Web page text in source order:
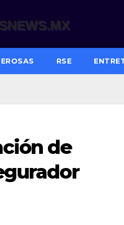
RSE
de